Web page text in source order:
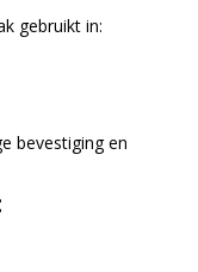
gebruikt in:
bevestiging en